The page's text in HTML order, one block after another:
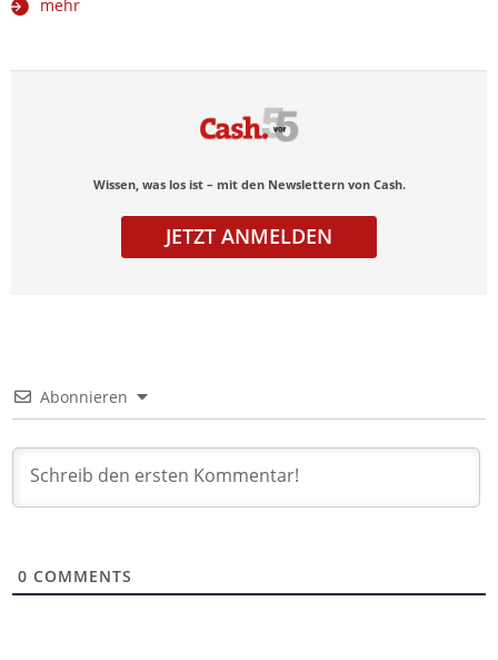
mehr
Wissen, was los ist – mit den Newslettern von Cash.
JETZT ANMELDEN
Abonnieren
0 COMMENTS